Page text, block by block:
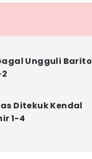
Ungguli Barito
Ditekuk Kendal
1-4